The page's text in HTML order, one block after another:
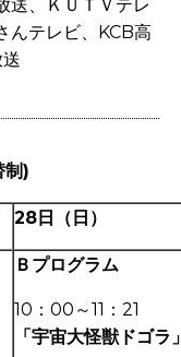
送、ＫＵＴＶテレ
テレビ、 KCB高
制)
28日（日）
Ｂプログラム
10：00～11：21
「宇宙大怪獣ドゴラ